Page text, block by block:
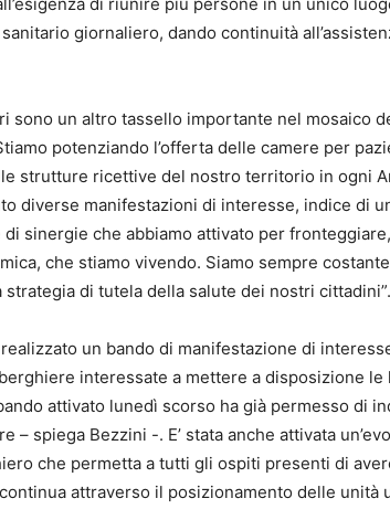
giornaliero, dando continuità
sono un altro tassello importante nel mosaico
potenziando l’offerta delle camere per
strutture ricettive del nostro territorio in ogni
diverse manifestazioni di interesse, indice di
sinergie che abbiamo attivato per
che stiamo vivendo. Siamo sempre
di tutela della salute dei nostri cittadini”.
un bando di manifestazione di
interessate a mettere a disposizione
attivato lunedì scorso ha già permesso di
– spiega Bezzini -. E’ stata anche attivata
che permetta a tutti gli ospiti presenti di
attraverso il posizionamento delle unità